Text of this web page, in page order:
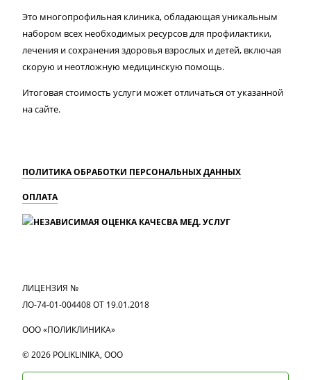
Это многопрофильная клиника, обладающая уникальным
набором всех необходимых ресурсов для профилактики,
лечения и сохранения здоровья взрослых и детей, включая
скорую и неотложную медицинскую помощь.
Итоговая стоимость услуги может отличаться от указанной
на сайте.
ПОЛИТИКА ОБРАБОТКИ ПЕРСОНАЛЬНЫХ ДАННЫХ
ОПЛАТА
ЛИЦЕНЗИЯ №
ЛО-74-01-004408 ОТ 19.01.2018
ООО «ПОЛИКЛИНИКА»
© 2026 POLIKLINIKA, OOO